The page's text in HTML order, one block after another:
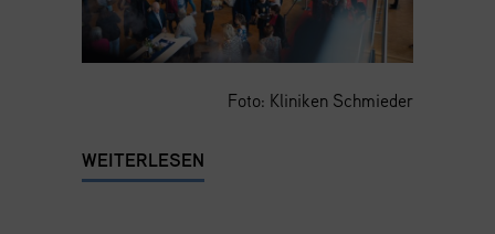
Foto: Kliniken Schmieder
WEITERLESEN